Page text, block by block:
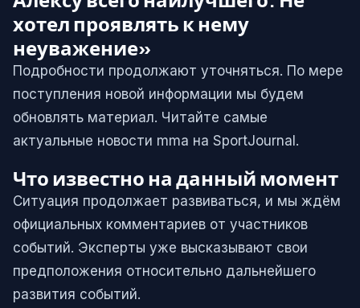
хотел проявлять к нему
неуважение»
Подробности продолжают уточняться. По мере
поступления новой информации мы будем
обновлять материал. Читайте самые
актуальные новости mma на SportJournal.
Что известно на данный момент
Ситуация продолжает развиваться, и мы ждём
официальных комментариев от участников
событий. Эксперты уже высказывают свои
предположения относительно дальнейшего
развития событий.